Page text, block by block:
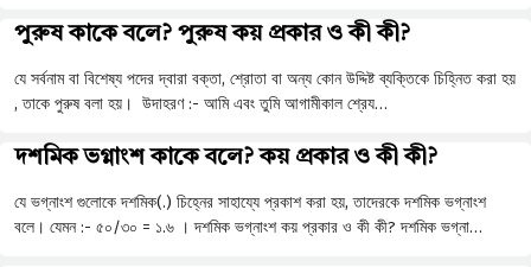
পুরুষ কাকে বলে? পুরুষ কয় প্রকার ও কী কী?
যে সর্বনাম বা বিশেষ্য পদের দ্বারা বক্তা, শ্রোতা বা অন্য কোন উদ্দিষ্ট ব্যক্তিকে চিহ্নিত করা হয়
, তাকে পুরুষ বলা হয়। উদাহরণ :- আমি এবং তুমি আগামীকাল শ্রেয…
দশমিক ভগ্নাংশ কাকে বলে? কয় প্রকার ও কী কী?
যে ভগ্নাংশ গুলোকে দশমিক(.) চিহ্নের সাহায্যে প্রকাশ করা হয়, তাদেরকে দশমিক ভগ্নাংশ
বলে। যেমন :- ৫০/৩০ = ১.৬ । দশমিক ভগ্নাংশ কয় প্রকার ও কী কী? দশমিক ভগ্না…